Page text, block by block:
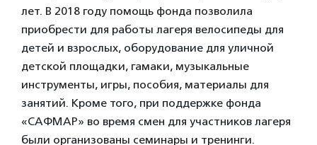
лет. В 2018 году помощь фонда позволила
приобрести для работы лагеря велосипеды для
детей и взрослых, оборудование для уличной
детской площадки, гамаки, музыкальные
инструменты, игры, пособия, материалы для
занятий. Кроме того, при поддержке фонда
«САФМАР» во время смен для участников лагеря
были организованы семинары и тренинги.